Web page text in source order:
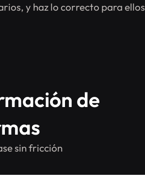
y haz lo correcto para ellos
de
sin fricción